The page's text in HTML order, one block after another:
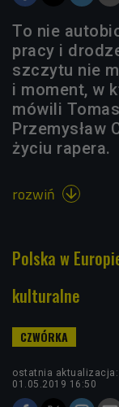
To nie
pracy i
szczytu nie
i moment, w
mówili
Przemysław
życiu rapera.
rozwiń 
Polska w
kulturalne
ostatnia aktualizacja:
01.05.2019 16:50